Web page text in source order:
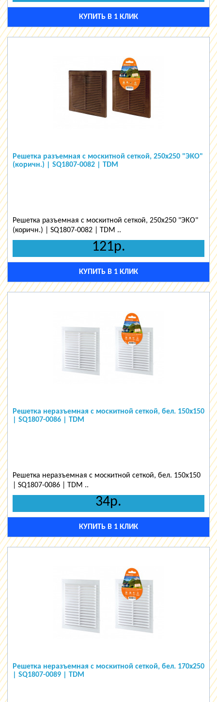
КУПИТЬ В 1 КЛИК
Решетка разъемная с москитной сеткой, 250х250 "ЭКО"
(коричн.) | SQ1807-0082 | TDM
Решетка разъемная с москитной сеткой, 250х250 "ЭКО"
(коричн.) | SQ1807-0082 | TDM ..
121р.
КУПИТЬ В 1 КЛИК
Решетка неразъемная с москитной сеткой, бел. 150х150
| SQ1807-0086 | TDM
Решетка неразъемная с москитной сеткой, бел. 150х150
| SQ1807-0086 | TDM ..
34р.
КУПИТЬ В 1 КЛИК
Решетка неразъемная с москитной сеткой, бел. 170х250
| SQ1807-0089 | TDM